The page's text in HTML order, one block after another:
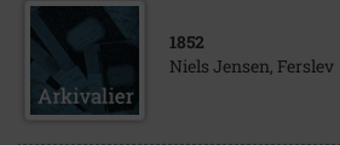
1852
Niels Jensen, Ferslev